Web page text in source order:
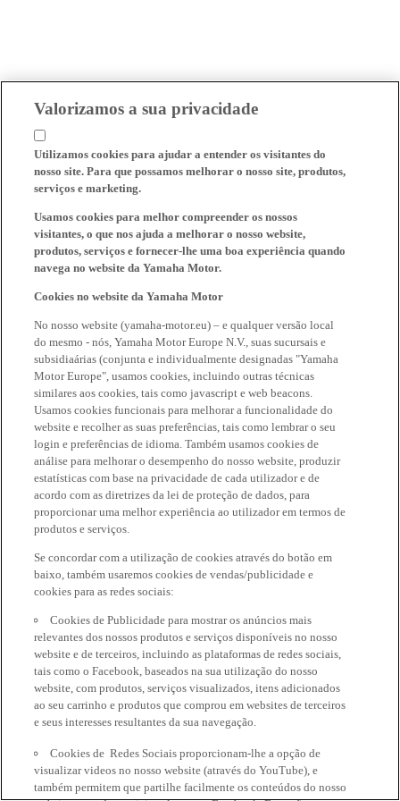
Valorizamos a sua privacidade
Utilizamos cookies para ajudar a entender os visitantes do
nosso site. Para que possamos melhorar o nosso site, produtos,
serviços e marketing.
Usamos cookies para melhor compreender os nossos
visitantes, o que nos ajuda a melhorar o nosso website,
produtos, serviços e fornecer-lhe uma boa experiência quando
navega no website da Yamaha Motor.
Cookies no website da Yamaha Motor
No nosso website (yamaha-motor.eu) – e qualquer versão local
do mesmo - nós, Yamaha Motor Europe N.V., suas sucursais e
subsidiaárias (conjunta e individualmente designadas "Yamaha
Motor Europe", usamos cookies, incluindo outras técnicas
similares aos cookies, tais como javascript e web beacons.
Usamos cookies funcionais para melhorar a funcionalidade do
website e recolher as suas preferências, tais como lembrar o seu
login e preferências de idioma. Também usamos cookies de
análise para melhorar o desempenho do nosso website, produzir
estatísticas com base na privacidade de cada utilizador e de
acordo com as diretrizes da lei de proteção de dados, para
proporcionar uma melhor experiência ao utilizador em termos de
produtos e serviços.
Se concordar com a utilização de cookies através do botão em
baixo, também usaremos cookies de vendas/publicidade e
cookies para as redes sociais:
Cookies de Publicidade para mostrar os anúncios mais
relevantes dos nossos produtos e serviços disponíveis no nosso
website e de terceiros, incluindo as plataformas de redes sociais,
tais como o Facebook, baseados na sua utilização do nosso
website, com produtos, serviços visualizados, itens adicionados
ao seu carrinho e produtos que comprou em websites de terceiros
e seus interesses resultantes da sua navegação.
Cookies de Redes Sociais proporcionam-lhe a opção de
visualizar videos no nosso website (através do YouTube), e
também permitem que partilhe facilmente os conteúdos do nosso